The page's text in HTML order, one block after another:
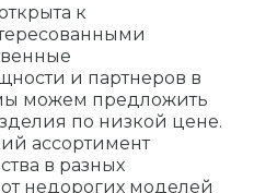
к
и партнеров в
можем предложить
по низкой цене.
ассортимент
в разных
недорогих моделей